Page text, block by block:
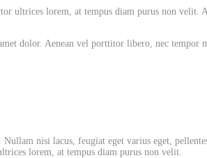
ultrices lorem, at tempus diam purus non
dolor. Aenean vel porttitor libero, nec tempor
nisi lacus, feugiat eget varius eget,
lorem, at tempus diam purus non velit.